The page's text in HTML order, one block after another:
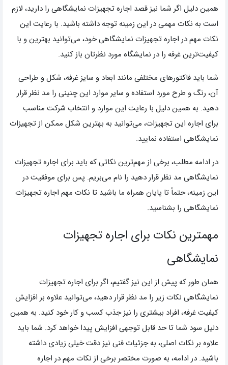
همین دلیل اگر شما نیز قصد اجاره تجهیزات نمایشگاهی را دارید، لازم
است به نکات مهمی در این زمینه توجه داشته باشید. با رعایت این
نکات مهم در اجاره تجهیزات نمایشگاهی خود، می‌توانید بهترین و با
کیفیت‌ترین غرفه را در نمایشگاه مورد نظرتان باز کنید.
شما باید فاکتورهای مختلفی مانند ابعاد و سایز غرفه، شکل و طراحی
آن، رنگ و طرح مورد استفاده و سایر موارد این چنینی را مد نظر قرار
دهید. به همین دلیل با رعایت این موارد و انتخاب شرکت مناسب
برای اجاره این تجهیزات، می‌توانید به بهترین شکل ممکن از تجهیزات
نمایشگاهی استفاده نمایید.
در ادامه مطلب، برخی از مهم‌ترین نکاتی که باید برای اجاره تجهیزات
نمایشگاهی مد نظر قرار دهید را نام می‌بریم. پس برای موفقیت در
این زمینه، حتماً تا پایان همراه ما باشید تا نکات مهم اجاره تجهیزات
نمایشگاهی را بشناسید.
مهمترین نکات برای اجاره تجهیزات
نمایشگاهی
همان طور که پیش از این نیز گفتیم، اگر برای اجاره تجهیزات
نمایشگاهی نکات زیر را مد نظر قرار دهید، می‌توانید علاوه بر افزایش
کیفیت غرفه، افراد بیشتری را نیز جذب کسب و کار خود کنید. به همین
دلیل سود شما تا حد قابل توجهی افزایش پیدا خواهد کرد. شما باید
علاوه بر نکات اصلی، به جزئیات فنی نیز دقت خیلی زیادی داشته
باشید. در ادامه، به صورت مختصر برخی از نکات مهم در اجاره